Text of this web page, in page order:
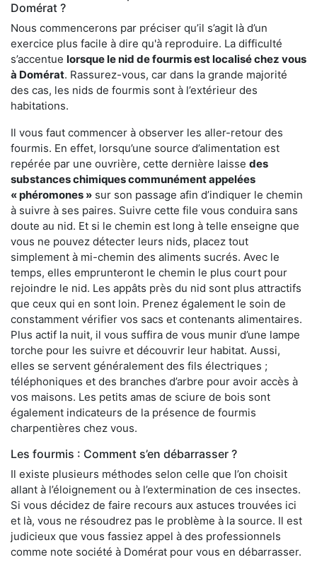
Domérat ?
Nous commencerons par préciser qu’il s’agit là d’un
exercice plus facile à dire qu'à reproduire. La difficulté
s’accentue lorsque le nid de fourmis est localisé chez vous
à Domérat. Rassurez-vous, car dans la grande majorité
des cas, les nids de fourmis sont à l’extérieur des
habitations.
Il vous faut commencer à observer les aller-retour des
fourmis. En effet, lorsqu’une source d’alimentation est
repérée par une ouvrière, cette dernière laisse des
substances chimiques communément appelées
« phéromones » sur son passage afin d’indiquer le chemin
à suivre à ses paires. Suivre cette file vous conduira sans
doute au nid. Et si le chemin est long à telle enseigne que
vous ne pouvez détecter leurs nids, placez tout
simplement à mi-chemin des aliments sucrés. Avec le
temps, elles emprunteront le chemin le plus court pour
rejoindre le nid. Les appâts près du nid sont plus attractifs
que ceux qui en sont loin. Prenez également le soin de
constamment vérifier vos sacs et contenants alimentaires.
Plus actif la nuit, il vous suffira de vous munir d’une lampe
torche pour les suivre et découvrir leur habitat. Aussi,
elles se servent généralement des fils électriques ;
téléphoniques et des branches d’arbre pour avoir accès à
vos maisons. Les petits amas de sciure de bois sont
également indicateurs de la présence de fourmis
charpentières chez vous.
Les fourmis : Comment s’en débarrasser ?
Il existe plusieurs méthodes selon celle que l’on choisit
allant à l’éloignement ou à l’extermination de ces insectes.
Si vous décidez de faire recours aux astuces trouvées ici
et là, vous ne résoudrez pas le problème à la source. Il est
judicieux que vous fassiez appel à des professionnels
comme note société à Domérat pour vous en débarrasser.